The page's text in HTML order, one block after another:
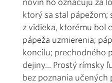
novín ho označujú za
ktorý sa stal pápežom;
z vidieka, ktorému bol
pápeža uzmierenia;
koncilu; prechodného
dejiny... Prostý rímsky
bez poznania učených